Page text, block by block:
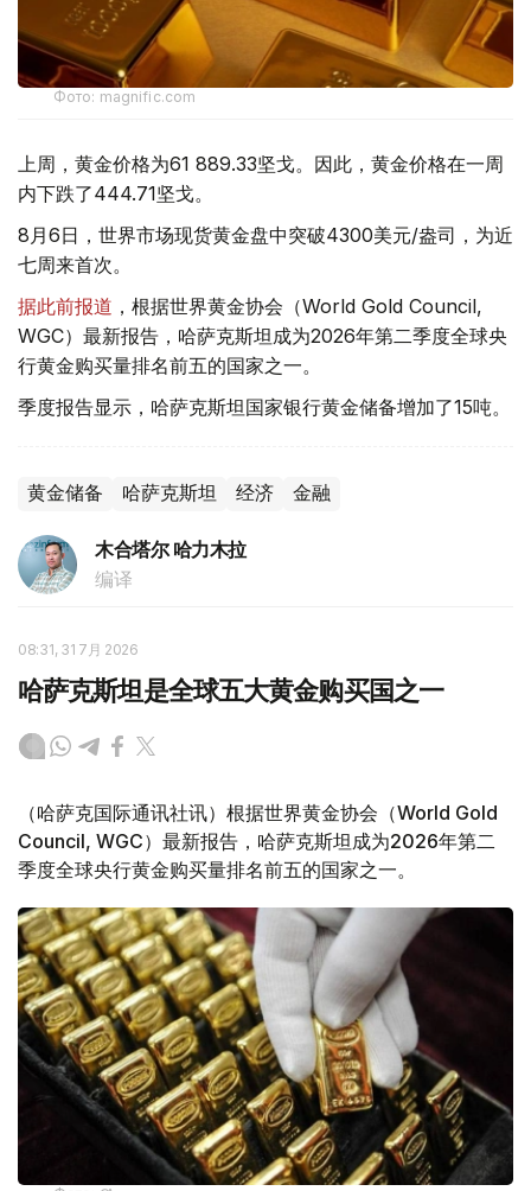
Фото: magnific.com
上周，黄金价格为61 889.33坚戈。因此，黄金价格在一周
内下跌了444.71坚戈。
8月6日，世界市场现货黄金盘中突破4300美元/盎司，为近
七周来首次。
据此前报道 ，根据世界黄金协会（World Gold Council,
WGC）最新报告，哈萨克斯坦成为2026年第二季度全球央
行黄金购买量排名前五的国家之一。
季度报告显示，哈萨克斯坦国家银行黄金储备增加了15吨。
黄金储备 哈萨克斯坦 经济 金融
木合塔尔 哈力木拉
编译
08:31, 31 7月 2026
哈萨克斯坦是全球五大黄金购买国之一
（哈萨克国际通讯社讯）根据世界黄金协会（World Gold
Council, WGC）最新报告，哈萨克斯坦成为2026年第二
季度全球央行黄金购买量排名前五的国家之一。